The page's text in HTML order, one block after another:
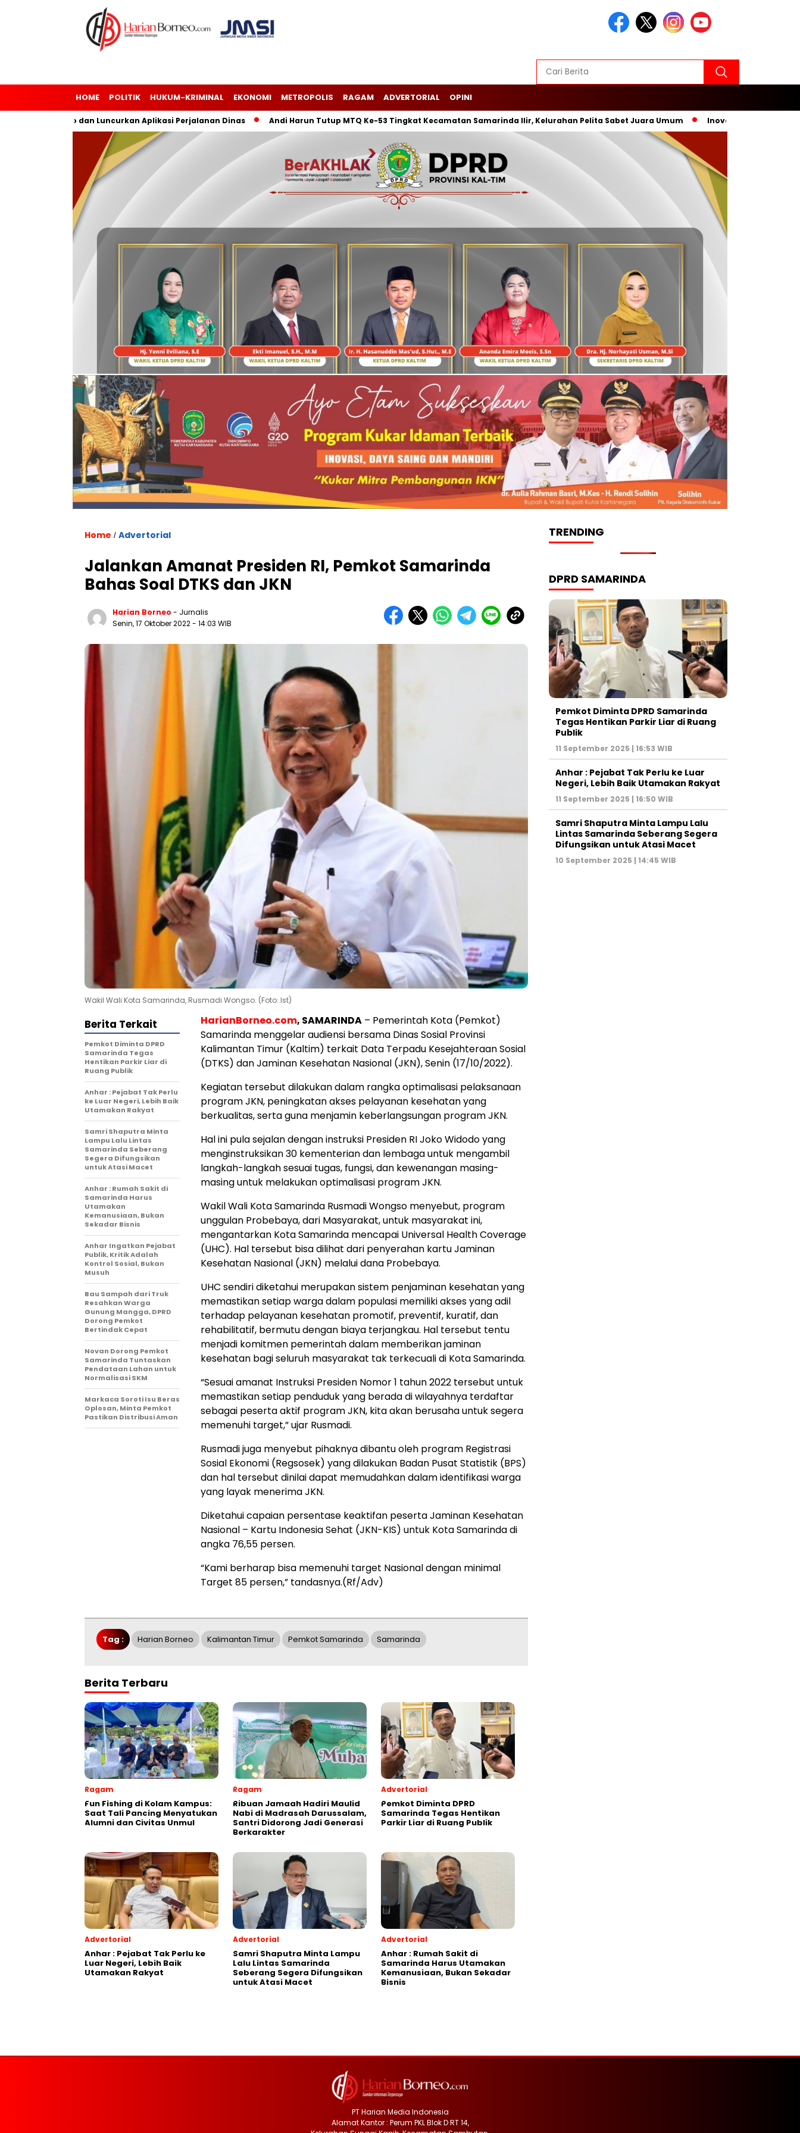
HOME POLITIK HUKUM-KRIMINAL EKONOMI METROPOLIS RAGAM ADVERTORIAL OPINI
Risiko dan Luncurkan Aplikasi Perjalanan Dinas Andi Harun Tutup MTQ Ke-53 Tingkat Kecamatan Samarinda Ilir, Kelurahan Pelita Sabet Juara Umum Inovasi Baru, Wali Kota Sebut
Home / Advertorial
Jalankan Amanat Presiden RI, Pemkot Samarinda
Bahas Soal DTKS dan JKN
Harian Borneo - Jurnalis
Senin, 17 Oktober 2022- 14:03 WIB
Wakil Wali Kota Samarinda, Rusmadi Wongso. (Foto: Ist)
HarianBorneo.com, SAMARINDA – Pemerintah Kota (Pemkot)
Samarinda menggelar audiensi bersama Dinas Sosial Provinsi
Kalimantan Timur (Kaltim) terkait Data Terpadu Kesejahteraan Sosial
(DTKS) dan Jaminan Kesehatan Nasional (JKN), Senin (17/10/2022).
Kegiatan tersebut dilakukan dalam rangka optimalisasi pelaksanaan
program JKN, peningkatan akses pelayanan kesehatan yang
berkualitas, serta guna menjamin keberlangsungan program JKN.
Hal ini pula sejalan dengan instruksi Presiden RI Joko Widodo yang
menginstruksikan 30 kementerian dan lembaga untuk mengambil
langkah-langkah sesuai tugas, fungsi, dan kewenangan masing-
masing untuk melakukan optimalisasi program JKN.
Wakil Wali Kota Samarinda Rusmadi Wongso menyebut, program
unggulan Probebaya, dari Masyarakat, untuk masyarakat ini,
mengantarkan Kota Samarinda mencapai Universal Health Coverage
(UHC). Hal tersebut bisa dilihat dari penyerahan kartu Jaminan
Kesehatan Nasional (JKN) melalui dana Probebaya.
UHC sendiri diketahui merupakan sistem penjaminan kesehatan yang
memastikan setiap warga dalam populasi memiliki akses yang adil
terhadap pelayanan kesehatan promotif, preventif, kuratif, dan
rehabilitatif, bermutu dengan biaya terjangkau. Hal tersebut tentu
menjadi komitmen pemerintah dalam memberikan jaminan
kesehatan bagi seluruh masyarakat tak terkecuali di Kota Samarinda.
“Sesuai amanat Instruksi Presiden Nomor 1 tahun 2022 tersebut untuk
memastikan setiap penduduk yang berada di wilayahnya terdaftar
sebagai peserta aktif program JKN, kita akan berusaha untuk segera
memenuhi target,” ujar Rusmadi.
Rusmadi juga menyebut pihaknya dibantu oleh program Registrasi
Sosial Ekonomi (Regsosek) yang dilakukan Badan Pusat Statistik (BPS)
dan hal tersebut dinilai dapat memudahkan dalam identifikasi warga
yang layak menerima JKN.
Diketahui capaian persentase keaktifan peserta Jaminan Kesehatan
Nasional – Kartu Indonesia Sehat (JKN-KIS) untuk Kota Samarinda di
angka 76,55 persen.
“Kami berharap bisa memenuhi target Nasional dengan minimal
Target 85 persen,” tandasnya.(Rf/Adv)
Berita Terkait
Pemkot Diminta DPRD
Samarinda Tegas
Hentikan Parkir Liar di
Ruang Publik
Anhar : Pejabat Tak Perlu
ke Luar Negeri, Lebih Baik
Utamakan Rakyat
Samri Shaputra Minta
Lampu Lalu Lintas
Samarinda Seberang
Segera Difungsikan
untuk Atasi Macet
Anhar : Rumah Sakit di
Samarinda Harus
Utamakan
Kemanusiaan, Bukan
Sekadar Bisnis
Anhar Ingatkan Pejabat
Publik, Kritik Adalah
Kontrol Sosial, Bukan
Musuh
Bau Sampah dari Truk
Resahkan Warga
Gunung Mangga, DPRD
Dorong Pemkot
Bertindak Cepat
Novan Dorong Pemkot
Samarinda Tuntaskan
Pendataan Lahan untuk
Normalisasi SKM
Markaca Soroti Isu Beras
Oplosan, Minta Pemkot
Pastikan Distribusi Aman
Tag : Harian Borneo Kalimantan Timur Pemkot Samarinda Samarinda
Berita Terbaru
Ragam
Fun Fishing di Kolam Kampus:
Saat Tali Pancing Menyatukan
Alumni dan Civitas Unmul
Ragam
Ribuan Jamaah Hadiri Maulid
Nabi di Madrasah Darussalam,
Santri Didorong Jadi Generasi
Berkarakter
Advertorial
Pemkot Diminta DPRD
Samarinda Tegas Hentikan
Parkir Liar di Ruang Publik
Advertorial
Anhar : Pejabat Tak Perlu ke
Luar Negeri, Lebih Baik
Utamakan Rakyat
Advertorial
Samri Shaputra Minta Lampu
Lalu Lintas Samarinda
Seberang Segera Difungsikan
untuk Atasi Macet
Advertorial
Anhar : Rumah Sakit di
Samarinda Harus Utamakan
Kemanusiaan, Bukan Sekadar
Bisnis
TRENDING
DPRD SAMARINDA
Pemkot Diminta DPRD Samarinda
Tegas Hentikan Parkir Liar di Ruang
Publik
11 September 2025 | 16:53 WIB
Anhar : Pejabat Tak Perlu ke Luar
Negeri, Lebih Baik Utamakan Rakyat
11 September 2025 | 16:50 WIB
Samri Shaputra Minta Lampu Lalu
Lintas Samarinda Seberang Segera
Difungsikan untuk Atasi Macet
10 September 2025 | 14:45 WIB
PT Harian Media Indonesia
Alamat Kantor : Perum PKL Blok D RT 14,